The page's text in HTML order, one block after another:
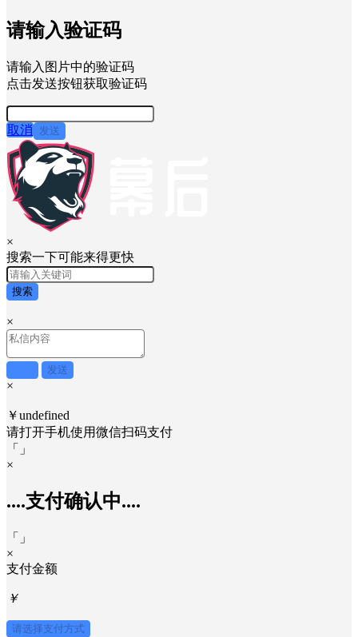
请输入验证码
请输入图片中的验证码
点击发送按钮获取验证码
取消 发送
×
搜索一下可能来得更快
搜索
×
发送
×
￥undefined
请打开手机使用微信扫码支付
「
」
×
....支付确认中....
「
」
×
支付金额
￥
请选择支付方式